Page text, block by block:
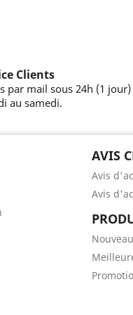
Clients
par mail sous 24h (1 jour)
au samedi.
AVIS
Avis
Avis